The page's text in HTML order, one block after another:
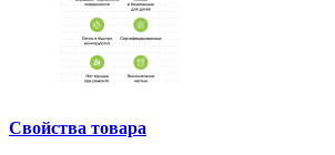
Свойства товара